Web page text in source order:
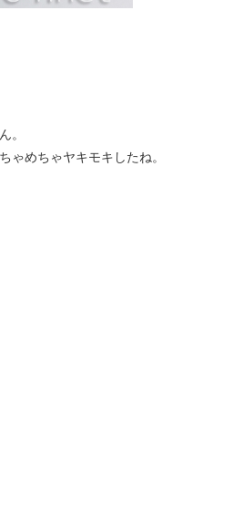
。
ゃめちゃヤキモキしたね。